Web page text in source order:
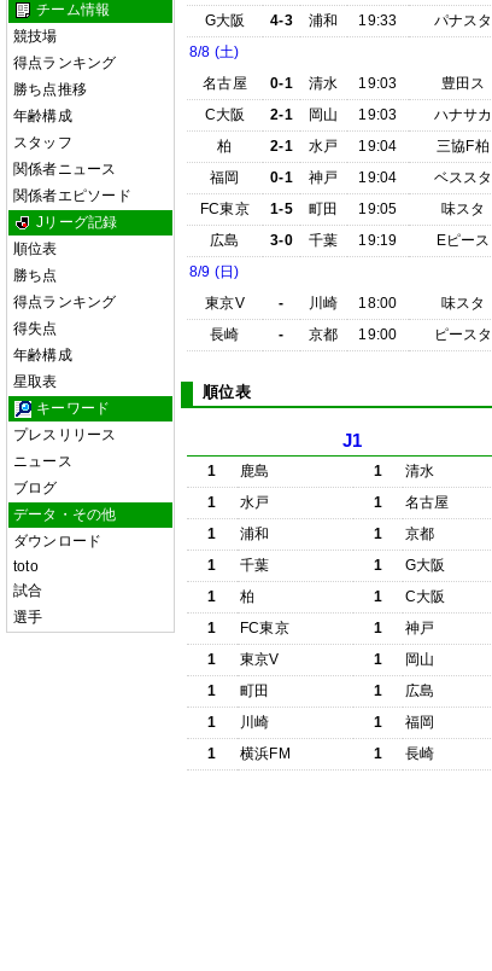
チーム情報
競技場
得点ランキング
勝ち点推移
年齢構成
スタッフ
関係者ニュース
関係者エピソード
Jリーグ記録
順位表
勝ち点
得点ランキング
得失点
年齢構成
星取表
キーワード
プレスリリース
ニュース
ブログ
データ・その他
ダウンロード
toto
試合
選手
G大阪
4-3 浦和 19:33
パナスタ
8/8 (土)
名古屋
0-1 清水 19:03
豊田ス
C大阪
2-1 岡山 19:03
ハナサカ
柏
2-1 水戸 19:04
三協F柏
福岡
0-1 神戸 19:04
ベススタ
FC東京
1-5 町田 19:05
味スタ
広島
3-0 千葉 19:19
Eピース
8/9 (日)
東京V
- 川崎 18:00
味スタ
長崎
- 京都 19:00 ピースタ
順位表
J1
1 鹿島 1
清水
1
水戸 1
名古屋
1
浦和 1
京都
1
千葉 1
G大阪
1
柏 1
C大阪
1
FC東京 1
神戸
1
東京V 1
岡山
1
町田 1
広島
1
川崎 1
福岡
1
横浜FM 1 長崎